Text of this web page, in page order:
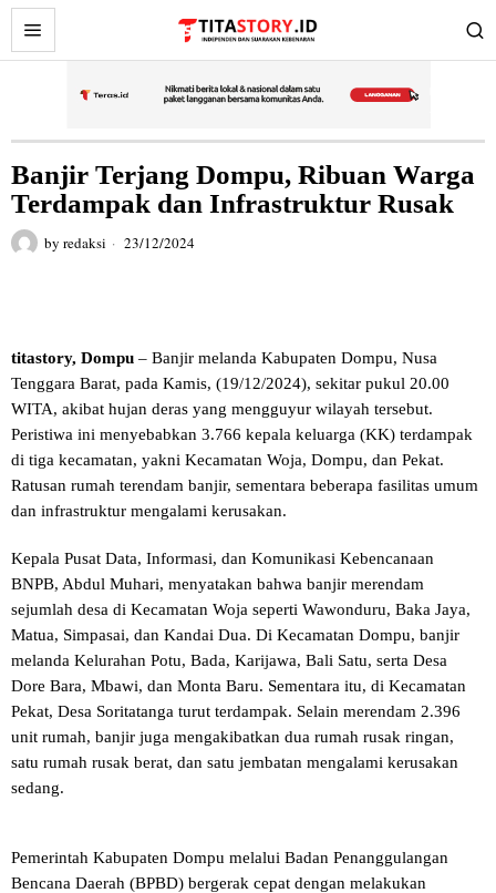
Banjir Terjang Dompu, Ribuan Warga
Terdampak dan Infrastruktur Rusak
by redaksi 23/12/2024
titastory, Dompu – Banjir melanda Kabupaten Dompu, Nusa
Tenggara Barat, pada Kamis, (19/12/2024), sekitar pukul 20.00
WITA, akibat hujan deras yang mengguyur wilayah tersebut.
Peristiwa ini menyebabkan 3.766 kepala keluarga (KK) terdampak
di tiga kecamatan, yakni Kecamatan Woja, Dompu, dan Pekat.
Ratusan rumah terendam banjir, sementara beberapa fasilitas umum
dan infrastruktur mengalami kerusakan.
Kepala Pusat Data, Informasi, dan Komunikasi Kebencanaan
BNPB, Abdul Muhari, menyatakan bahwa banjir merendam
sejumlah desa di Kecamatan Woja seperti Wawonduru, Baka Jaya,
Matua, Simpasai, dan Kandai Dua. Di Kecamatan Dompu, banjir
melanda Kelurahan Potu, Bada, Karijawa, Bali Satu, serta Desa
Dore Bara, Mbawi, dan Monta Baru. Sementara itu, di Kecamatan
Pekat, Desa Soritatanga turut terdampak. Selain merendam 2.396
unit rumah, banjir juga mengakibatkan dua rumah rusak ringan,
satu rumah rusak berat, dan satu jembatan mengalami kerusakan
sedang.
Pemerintah Kabupaten Dompu melalui Badan Penanggulangan
Bencana Daerah (BPBD) bergerak cepat dengan melakukan